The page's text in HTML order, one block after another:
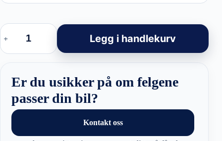
Tesla
felger
Black
Half
antall
Legg i handlekurv
Er du usikker på om felgene
passer din bil?
Kontakt oss